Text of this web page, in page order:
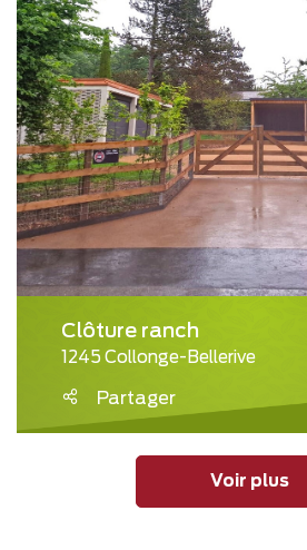
Clôture ranch
1245 Collonge-Bellerive
Partager
Voir plus